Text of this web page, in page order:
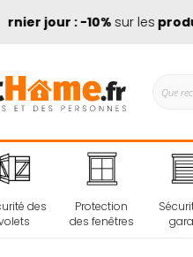
jour : -10%sur les
des
Protection
des fenêtres